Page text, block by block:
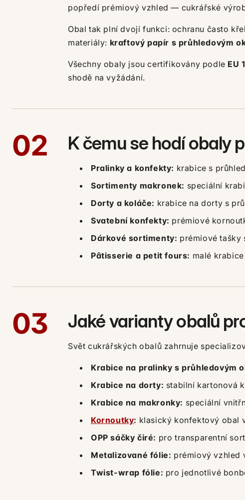
popředí prémiový vzhled — cukrářské
Obal tak plní dvojí funkci: ochranu často
materiály: kraftový papír s průhledovým
Všechny obaly jsou certifikovány podle EU
shodě na vyžádání.
02 K čemu se hodí obaly
Pralinky a konfekty: krabice s
Sortimenty makronek: speciální
Dorty a koláče: krabice na dorty s
Svatební konfekty: prémiové
Dárkové sortimenty: prémiové tašky
Pâtisserie a petit fours: malé
03 Jaké varianty obalů
Svět cukrářských obalů zahrnuje
Krabice na pralinky s průhledovým
Krabice na dorty: stabilní kartonová
Krabice na makronky: speciální
Kornoutky: klasický konfektový obal
OPP sáčky čiré: pro transparentní
Metalizované fólie: prémiový vzhled
Twist-wrap fólie: pro jednotlivé